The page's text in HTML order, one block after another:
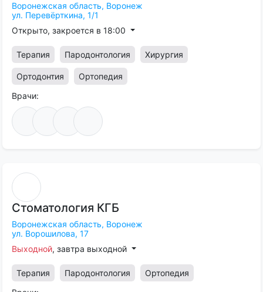
Воронежская область, Воронеж
ул. Перевёрткина, 1/1
Открыто, закроется в 18:00
Терапия Пародонтология Хирургия
Ортодонтия
Ортопедия
Врачи:
Стоматология КГБ
Воронежская область, Воронеж
ул. Ворошилова, 17
Выходной, завтра выходной
Терапия Пародонтология
Ортопедия